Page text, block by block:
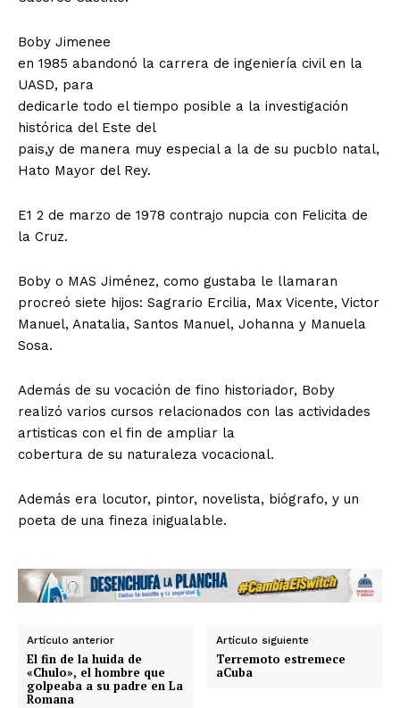
Boby Jimenee
en 1985 abandonó la carrera de ingeniería civil en la
UASD, para
dedicarle todo el tiempo posible a la investigación
histórica del Este del
pais,y de manera muy especial a la de su pucblo natal,
Hato Mayor del Rey.
E1 2 de marzo de 1978 contrajo nupcia con Felicita de
la Cruz.
Boby o MAS Jiménez, como gustaba le llamaran
procreó siete hijos: Sagrario Ercilia, Max Vicente, Victor
Manuel, Anatalia, Santos Manuel, Johanna y Manuela
Sosa.
Además de su vocación de fino historiador, Boby
realizó varios cursos relacionados con las actividades
artisticas con el fin de ampliar la
cobertura de su naturaleza vocacional.
Además era locutor, pintor, novelista, biógrafo, y un
poeta de una fineza inigualable.
Artículo anterior
El fin de la huida de
«Chulo», el hombre que
golpeaba a su padre en La
Romana
Artículo siguiente
Terremoto estremece
aCuba